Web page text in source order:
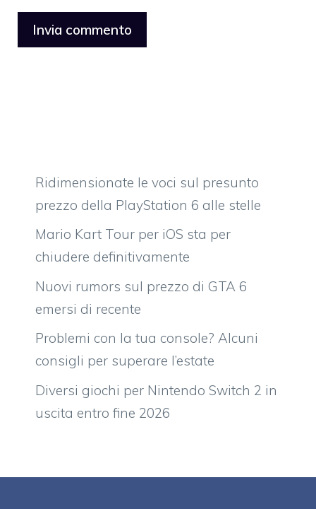
Ridimensionate le voci sul presunto
prezzo della PlayStation 6 alle stelle
Mario Kart Tour per iOS sta per
chiudere definitivamente
Nuovi rumors sul prezzo di GTA 6
emersi di recente
Problemi con la tua console? Alcuni
consigli per superare l’estate
Diversi giochi per Nintendo Switch 2 in
uscita entro fine 2026